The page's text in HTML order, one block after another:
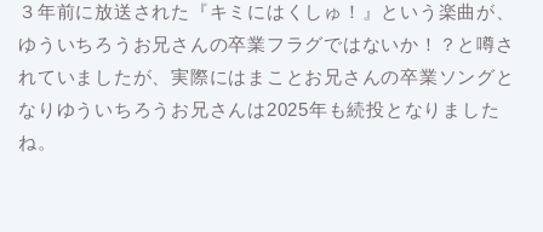
３年前に放送された『キミにはくしゅ！』という楽曲が、
ゆういちろうお兄さんの卒業フラグではないか！？と噂さ
れていましたが、実際にはまことお兄さんの卒業ソングと
なりゆういちろうお兄さんは2025年も続投となりました
ね。